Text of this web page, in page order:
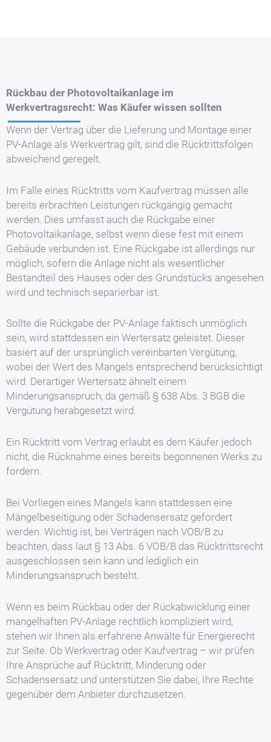
Rückbau der Photovoltaikanlage im
Werkvertragsrecht: Was Käufer wissen sollten
Wenn der Vertrag über die Lieferung und Montage einer
PV-Anlage als Werkvertrag gilt, sind die Rücktrittsfolgen
abweichend geregelt.
Im Falle eines Rücktritts vom Kaufvertrag müssen alle
bereits erbrachten Leistungen rückgängig gemacht
werden. Dies umfasst auch die Rückgabe einer
Photovoltaikanlage, selbst wenn diese fest mit einem
Gebäude verbunden ist. Eine Rückgabe ist allerdings nur
möglich, sofern die Anlage nicht als wesentlicher
Bestandteil des Hauses oder des Grundstücks angesehen
wird und technisch separierbar ist.
Sollte die Rückgabe der PV-Anlage faktisch unmöglich
sein, wird stattdessen ein Wertersatz geleistet. Dieser
basiert auf der ursprünglich vereinbarten Vergütung,
wobei der Wert des Mangels entsprechend berücksichtigt
wird. Derartiger Wertersatz ähnelt einem
Minderungsanspruch, da gemäß § 638 Abs. 3 BGB die
Vergütung herabgesetzt wird.
Ein Rücktritt vom Vertrag erlaubt es dem Käufer jedoch
nicht, die Rücknahme eines bereits begonnenen Werks zu
fordern.
Bei Vorliegen eines Mangels kann stattdessen eine
Mängelbeseitigung oder Schadensersatz gefordert
werden. Wichtig ist, bei Verträgen nach VOB/B zu
beachten, dass laut § 13 Abs. 6 VOB/B das Rücktrittsrecht
ausgeschlossen sein kann und lediglich ein
Minderungsanspruch besteht.
Wenn es beim Rückbau oder der Rückabwicklung einer
mangelhaften PV-Anlage rechtlich kompliziert wird,
stehen wir Ihnen als erfahrene Anwälte für Energierecht
zur Seite. Ob Werkvertrag oder Kaufvertrag – wir prüfen
Ihre Ansprüche auf Rücktritt, Minderung oder
Schadensersatz und unterstützen Sie dabei, Ihre Rechte
gegenüber dem Anbieter durchzusetzen.